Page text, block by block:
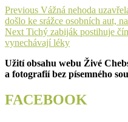
Navigace
pro
příspěvek
Previous Previous
post:
Vážná nehoda
došlo ke srážce osobních aut,
Next Next
post:
Tichý zabiják postihuje
vynechávají léky
Užití obsahu webu Živé
a fotografií bez písemného
FACEBOOK